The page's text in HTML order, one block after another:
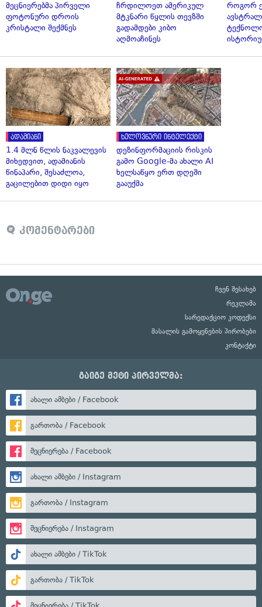
მეცნიერებმა პირველი
ფოტონური დროის
კრისტალი შექმნეს
ჩრდილოეთ ამერიკულ
მტკნარი წყლის თევზში
გადამდები კიბო
აღმოაჩინეს
როგორ
ადამიანი
1.4 მლნ წლის ნაკვალევის
მიხედვით, ადამიანის
წინაპარი, შესაძლოა,
გაცილებით დიდი იყო
ხელოვნური ინტელექტი
დეზინფორმაციის რისკის
გამო Google-მა ახალი AI
ხელსაწყო ერთ დღეში
გააუქმა
კომენტარები
ჩვენ შესახებ
რეკლამა
სარედაქციო კოდექსი
მასალის გამოყენების პირობები
კონტაქტი
გაიგე მეტი პირველმა:
ახალი ამბები / Facebook
გართობა / Facebook
მეცნიერება / Facebook
ახალი ამბები / Instagram
გართობა / Instagram
მეცნიერება / Instagram
ახალი ამბები / TikTok
გართობა / TikTok